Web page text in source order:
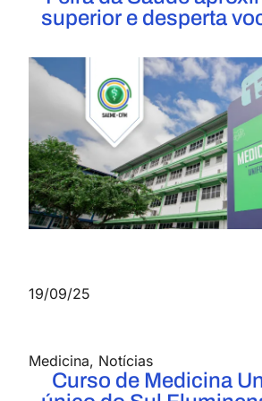
superior e desperta
Manoel
19/09/25
Medicina, Notícias
Curso de Medicina